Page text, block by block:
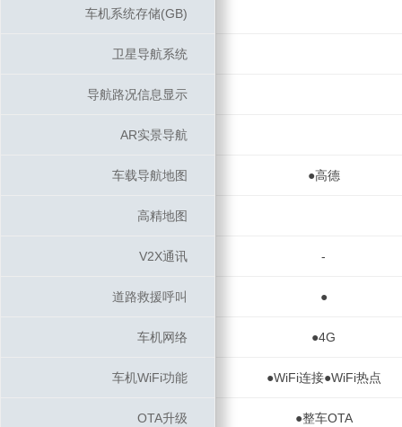
车机系统存储(GB)
卫星导航系统
导航路况信息显示
AR实景导航
车载导航地图 ●高德
高精地图
V2X通讯 -
道路救援呼叫 ●
车机网络 ●4G
车机WiFi功能 ●WiFi连接●WiFi热点
OTA升级 ●整车OTA
车机系统存储(GB)
卫星导航系统
导航路况信息显示
AR实景导航
车载导航地图
高精地图
V2X通讯
道路救援呼叫
车机网络
车机WiFi功能
OTA升级